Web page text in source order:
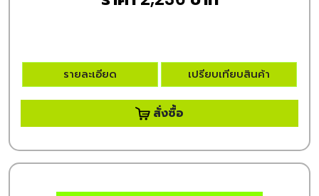
รายละเอียด เปรียบเทียบสินค้า
สั่งซื้อ